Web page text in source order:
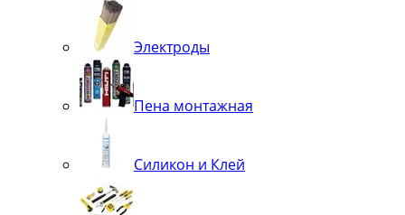
Электроды
Пена монтажная
Силикон и Клей